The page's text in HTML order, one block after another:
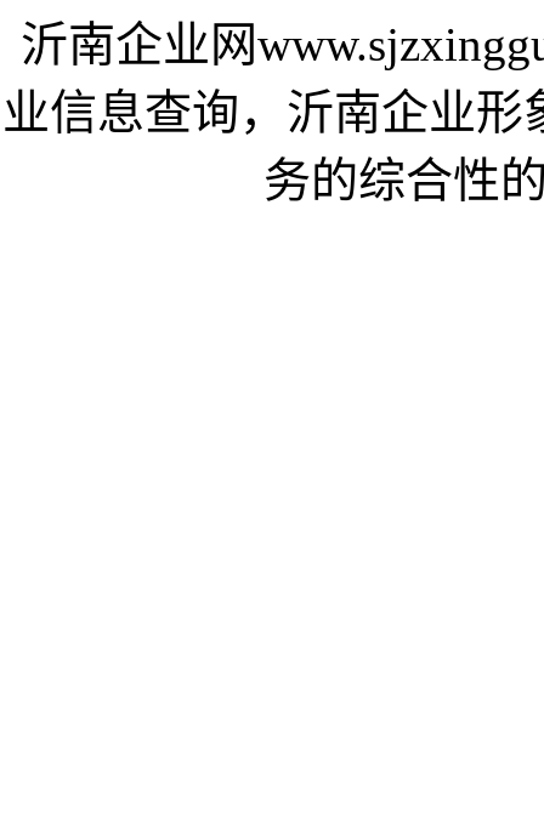
沂南企业网
业信息查询，沂南企业
务的综合性